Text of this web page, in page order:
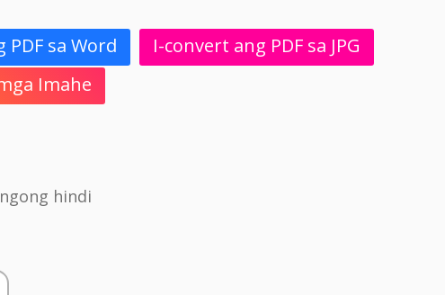
sa Word
I-convert ang PDF sa JPG
Imahe
hindi